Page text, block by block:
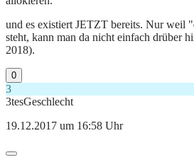
und es existiert JETZT bereits. Nur weil
steht, kann man da nicht einfach drüber
2018).
0
3
3tesGeschlecht
19.12.2017 um 16:58 Uhr